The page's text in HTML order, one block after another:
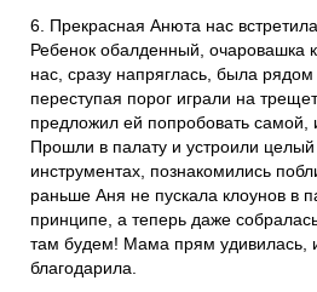
6. Прекрасная Анюта нас
Ребенок обалденный, очаровашка
нас, сразу напряглась, была
переступая порог играли на
предложил ей попробовать самой,
Прошли в палату и устроили целый
инструментах, познакомились
раньше Аня не пускала клоунов в
принципе, а теперь даже
там будем! Мама прям удивилась,
благодарила.